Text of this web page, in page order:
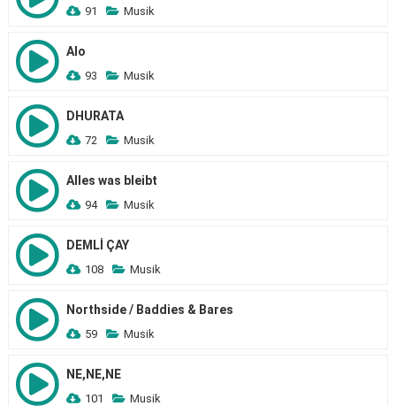
91 Musik
Alo
93 Musik
DHURATA
72 Musik
Alles was bleibt
94 Musik
DEMLİ ÇAY
108 Musik
Northside / Baddies & Bares
59 Musik
NE,NE,NE
101 Musik